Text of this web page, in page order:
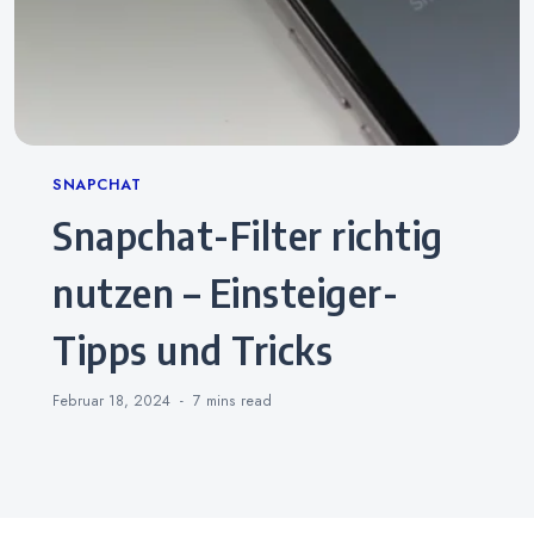
Categories
SNAPCHAT
Snapchat-Filter richtig
nutzen – Einsteiger-
Tipps und Tricks
Februar 18, 2024 7 mins read